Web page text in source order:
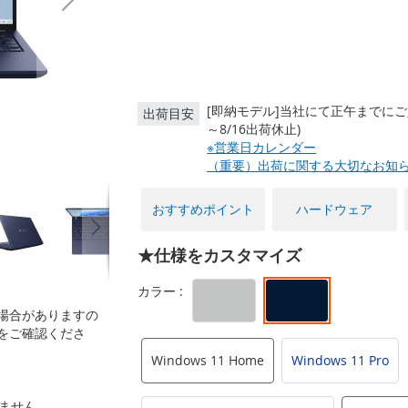
出荷目安
[即納モデル]当社にて正午までに
～8/16出荷休止)
※営業日カレンダー
（重要）出荷に関する大切なお知
おすすめポイント ハードウェア
★仕様をカスタマイズ
Windows 11 Home Windows 11 Pro
合がありますの
ご確認くださ